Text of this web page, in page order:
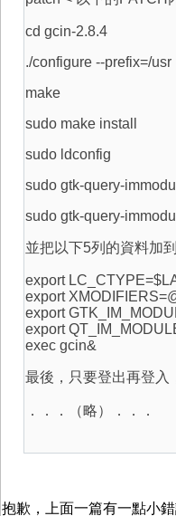
cd gcin-2.8.4
./configure --prefix=/usr
make
sudo make install
sudo ldconfig
sudo gtk-query-
sudo gtk-query-
並把以下5列的資料加
export
export
export
export
exec gcin&
最後，只要登出再登入
．．．（略）．．．
抱歉，上面一篇有一點小